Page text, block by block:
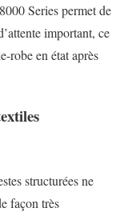
Series permet de
important, ce
robe en état après
structurées ne
façon très